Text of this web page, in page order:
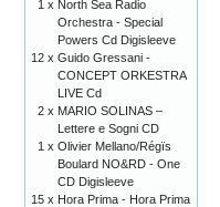
1 x North Sea Radio
Orchestra - Special
Powers Cd Digisleeve
12 x Guido Gressani -
CONCEPT ORKESTRA
LIVE Cd
2 x MARIO SOLINAS –
Lettere e Sogni CD
1 x Olivier Mellano/Régïs
Boulard NO&RD - One
CD Digisleeve
15 x Hora Prima - Hora Prima